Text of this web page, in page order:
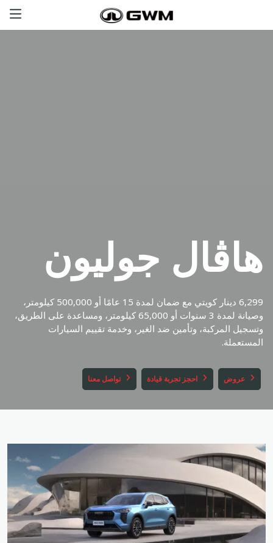
Book a service
Location
Book a test drive
en
ar
هاڤال جوليون
6,299 دينار كويتي مع ضمان لمدة 15 عامًا أو 500,000 كيلومتر،
وصيانة لمدة 3 سنوات أو 65,000 كيلومتر، ومساعدة على الطريق،
وتسجيل المركبة، وتأمين ضد الغير، وخدمة تقييم السيارات
المستعملة.
عروض احجز تجربة قيادة تواصل معنا